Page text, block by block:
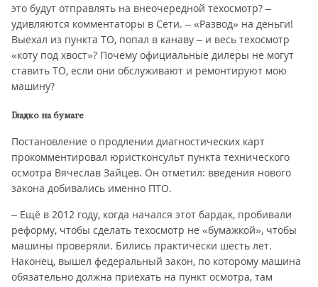
это будут отправлять на внеочередной техосмотр? –
удивляются комментаторы в Сети. – «Развод» на деньги!
Выехал из пункта ТО, попал в канаву – и весь техосмотр
«коту под хвост»? Почему официальные дилеры не могут
ставить ТО, если они обслуживают и ремонтируют мою
машину?
Гладко на бумаге
Постановление о продлении диагностических карт
прокомментировал юристконсульт пункта технического
осмотра Вячеслав Зайцев. Он отметил: введения нового
закона добивались именно ПТО.
– Ещё в 2012 году, когда начался этот бардак, пробивали
реформу, чтобы сделать техосмотр не «бумажкой», чтобы
машины проверяли. Бились практически шесть лет.
Наконец, вышел федеральный закон, по которому машина
обязательно должна приехать на пункт осмотра, там